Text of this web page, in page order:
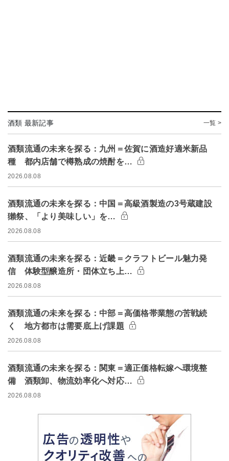
酒類 最新記事 一覧 >
酒類流通の未来を探る：九州＝佐賀に酒造好適米新品
種 都内店舗で樽熟成の焼酎を…
2026.08.08
酒類流通の未来を探る：中国＝高級酒製造の3号蔵建設
獺祭、「より美味しい」を…
2026.08.08
酒類流通の未来を探る：近畿＝クラフトビール魅力発
信 体験型醸造所・団体立ち上…
2026.08.08
酒類流通の未来を探る：中部＝高価格帯業態の苦戦続
く 地方都市は需要底上げ課題
2026.08.08
酒類流通の未来を探る：関東＝適正価格転嫁へ環境整
備 酒類卸、物流効率化へ対応…
2026.08.08